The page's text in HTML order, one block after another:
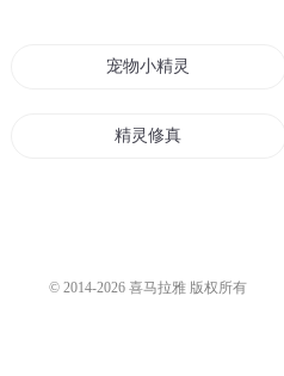
宠物小精灵之最强精灵
精灵修真
© 2014-2026 喜马拉雅 版权所有